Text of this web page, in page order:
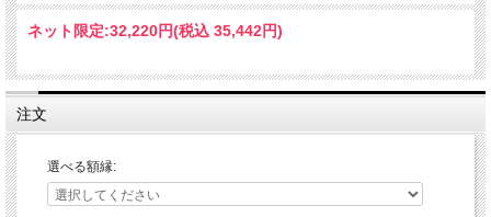
ネット限定:32,220円(税込 35,442円)
注文
選べる額縁: